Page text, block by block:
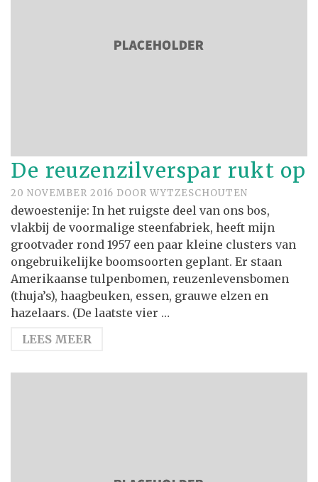
De reuzenzilverspar rukt op
20 NOVEMBER 2016 DOOR WYTZESCHOUTEN
dewoestenije: In het ruigste deel van ons bos,
vlakbij de voormalige steenfabriek, heeft mijn
grootvader rond 1957 een paar kleine clusters van
ongebruikelijke boomsoorten geplant. Er staan
Amerikaanse tulpenbomen, reuzenlevensbomen
(thuja’s), haagbeuken, essen, grauwe elzen en
hazelaars. (De laatste vier …
LEES MEER